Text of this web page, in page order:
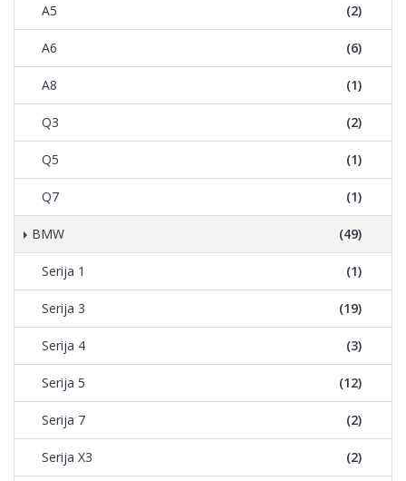
A5 (2)
A6 (6)
A8 (1)
Q3 (2)
Q5 (1)
Q7 (1)
BMW (49)
Serija 1 (1)
Serija 3 (19)
Serija 4 (3)
Serija 5 (12)
Serija 7 (2)
Serija X3 (2)